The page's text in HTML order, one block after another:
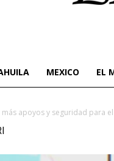
MEXICO EL
más apoyos y seguridad para